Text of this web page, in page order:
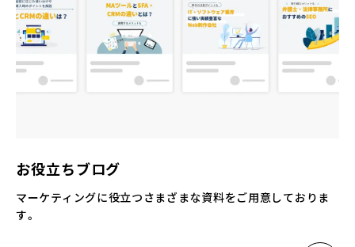
お役立ちブログ
マーケティングに役立つさまざまな資料をご用意しておりま
す。